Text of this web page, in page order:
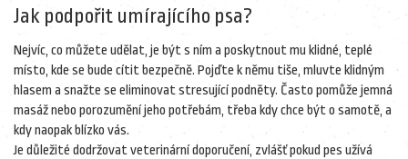
Jak podpořit umírajícího psa?
Nejvíc, co můžete udělat, je být s ním a poskytnout mu klidné, teplé
místo, kde se bude cítit bezpečně. Pojďte k němu tiše, mluvte klidným
hlasem a snažte se eliminovat stresující podněty. Často pomůže jemná
masáž nebo porozumění jeho potřebám, třeba kdy chce být o samotě, a
kdy naopak blízko vás.
Je důležité dodržovat veterinární doporučení, zvlášť pokud pes užívá